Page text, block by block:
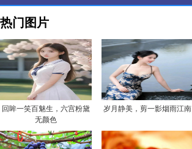
热门图片
回眸一笑百魅生，六宫粉黛
无颜色
岁月静美，剪一影烟雨江南